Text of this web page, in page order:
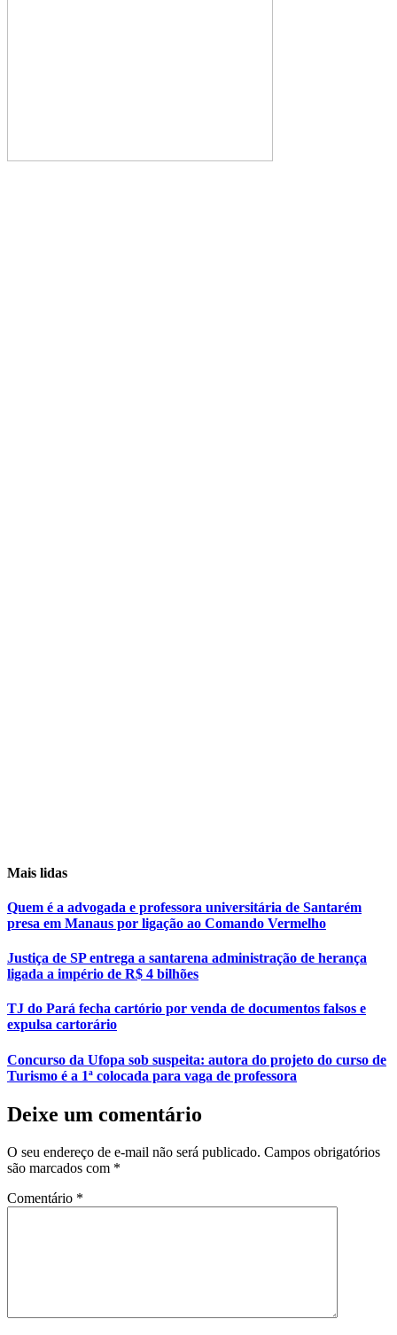
Mais lidas
Quem é a advogada e professora universitária de Santarém
presa em Manaus por ligação ao Comando Vermelho
Justiça de SP entrega a santarena administração de herança
ligada a império de R$ 4 bilhões
TJ do Pará fecha cartório por venda de documentos falsos e
expulsa cartorário
Concurso da Ufopa sob suspeita: autora do projeto do curso de
Turismo é a 1ª colocada para vaga de professora
Deixe um comentário
O seu endereço de e-mail não será publicado. Campos obrigatórios
são marcados com *
Comentário *